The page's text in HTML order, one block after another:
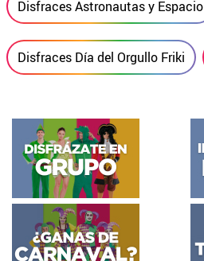
Disfraces Astronautas y Espacio
Disfraces Día del Orgullo Friki